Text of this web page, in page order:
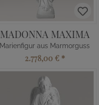
MADONNA MAXIMA
Marienfigur aus Marmorguss
2.778,00 € *